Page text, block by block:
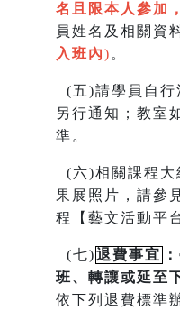
名且限本人參加
員姓名及相關資
入班內) 。
(五)請學員自
另行通知；教室
準。
(六)相關課程
果展照片，請參
程【藝文活動平
(七)退費事宜
班、 轉讓或延至
依下列退費標準